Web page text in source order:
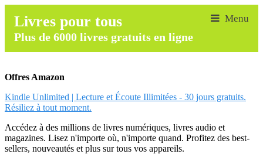
Livres pour tous
Plus de 6000 livres gratuits en ligne
Offres Amazon
Kindle Unlimited | Lecture et Écoute Illimitées - 30 jours gratuits.
Résiliez à tout moment.
Accédez à des millions de livres numériques, livres audio et
magazines. Lisez n'importe où, n'importe quand. Profitez des best-
sellers, nouveautés et plus sur tous vos appareils.